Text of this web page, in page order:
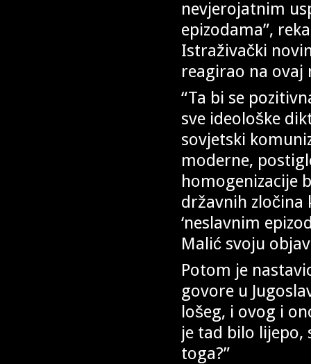
nevjerojatnim
epizodama”,
Istraživački
reagirao na ovaj
“Ta bi se
sve ideološke
sovjetski
moderne,
homogenizacije
državnih zločina
‘neslavnim
Malić svoju
Potom je
govore u
lošeg, i ovog i
je tad bilo lijepo,
toga?”